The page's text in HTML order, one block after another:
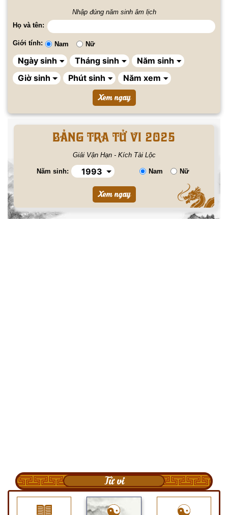
Nhập đúng năm sinh âm lịch
Họ và tên:
Giới tính: Nam Nữ
BẢNG TRA TỬ VI 2025
Giải Vận Hạn - Kích Tài Lộc
Năm sinh: Nam Nữ
Tử vi